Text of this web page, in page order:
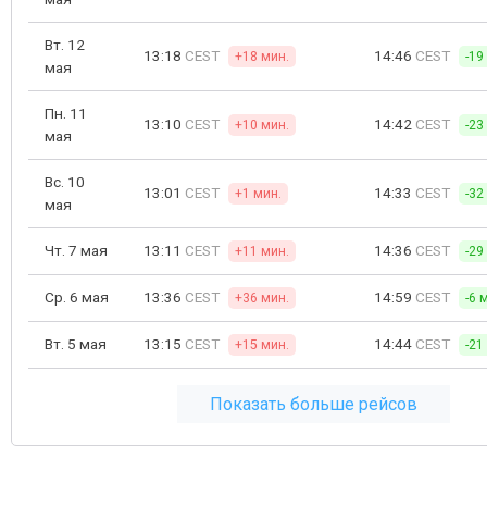
Вт. 12
мая
13:18 CEST +18 мин. 14:46 CEST -
Пн. 11
мая
13:10 CEST +10 мин. 14:42 CEST -
Вс. 10
мая
13:01 CEST +1 мин. 14:33 CEST -
Чт. 7 мая 13:11 CEST +11 мин. 14:36 CEST -
Ср. 6 мая 13:36 CEST +36 мин. 14:59 CEST -6
Вт. 5 мая 13:15 CEST +15 мин. 14:44 CEST -
Показать больше рейсов